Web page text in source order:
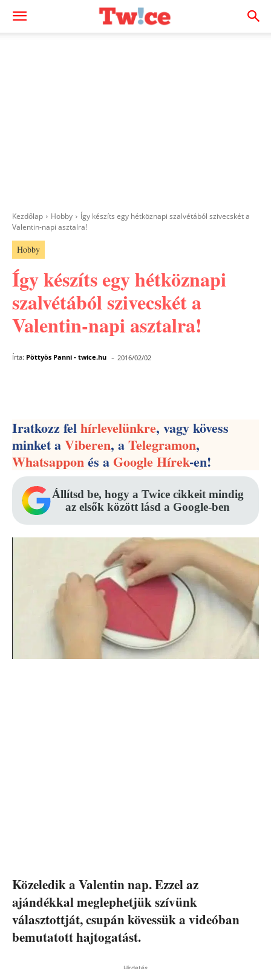
Kezdőlap Hobby
Így készíts egy hétköznapi szalvétából szivecskét a
Valentin-napi asztalra!
Hobby
Így készíts egy hétköznapi
szalvétából szivecskét a
Valentin-napi asztalra!
Írta: Pöttyös Panni - twice.hu - 2016/02/02
Iratkozz felhírlevelünkre, vagy kövess
minket aViberen, aTelegramon,
Whatsapponés aGoogle Hírek-en!
Állítsd be, hogy a Twice cikkeit mindig
az elsők között lásd a Google-ben
Közeledik a Valentin nap. Ezzel az
ajándékkal meglephetjük szívünk
választottját, csupán kövessük a videóban
bemutatott hajtogatást.